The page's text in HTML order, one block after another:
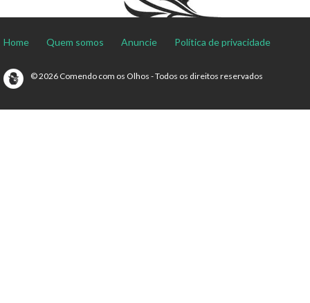
Home Quem somos Anuncie Política de privacidade
© 2026 Comendo com os Olhos - Todos os direitos reservados